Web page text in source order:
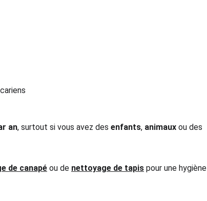
an, surtout si vous avez des enfants, animaux ou des
de canapé ou de nettoyage de tapis pour une hygiène